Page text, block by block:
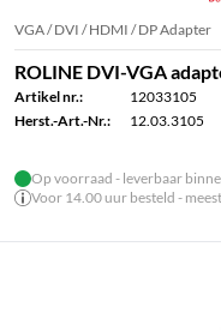
VGA / DVI / HDMI / DP Adapter
ROLINE DVI-VGA
Artikel nr.:
12033105
Herst.-Art.-Nr.:
12.03.3105
Op voorraad - leverbaar
Voor 14.00 uur besteld -